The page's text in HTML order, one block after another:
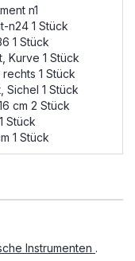
n1
n24 1 Stück
1 Stück
Kurve 1 Stück
1 Stück
Sichel 1 Stück
cm 2 Stück
Stück
1 Stück
Instrumenten .